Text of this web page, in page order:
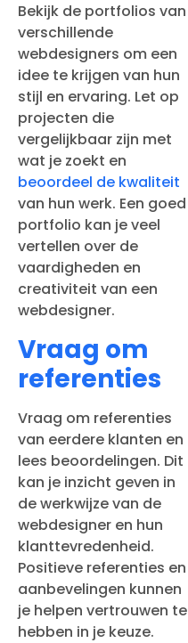
Bekijk de portfolios van
verschillende
webdesigners om een
idee te krijgen van hun
stijl en ervaring. Let op
projecten die
vergelijkbaar zijn met
wat je zoekt en
beoordeel de kwaliteit
van hun werk. Een goed
portfolio kan je veel
vertellen over de
vaardigheden en
creativiteit van een
webdesigner.
Vraag om
referenties
Vraag om referenties
van eerdere klanten en
lees beoordelingen. Dit
kan je inzicht geven in
de werkwijze van de
webdesigner en hun
klanttevredenheid.
Positieve referenties en
aanbevelingen kunnen
je helpen vertrouwen te
hebben in je keuze.